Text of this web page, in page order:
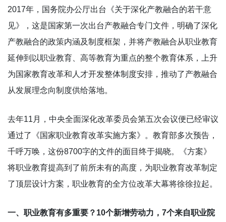
2017年，国务院办公厅出台《关于深化产教融合的若干意
见》，这是国家第一次出台产教融合专门文件，明确了深化
产教融合的政策内涵及制度框架，并将产教融合从职业教育
延伸到以职业教育、高等教育为重点的整个教育体系，上升
为国家教育改革和人才开发整体制度安排，推动了产教融合
从发展理念向制度供给落地。
去年11月，中央全面深化改革委员会第五次会议便已经审议
通过了《国家职业教育改革实施方案》。教育部多次预告，
千呼万唤，这份8700字的文件的面目终于揭晓。《方案》
将职业教育提高到了前所未有的高度，为职业教育改革制定
了顶层设计方案，职业教育的全方位改革大幕将徐徐拉起。
一、职业教育有多重要？10个新增劳动力，7个来自职业院